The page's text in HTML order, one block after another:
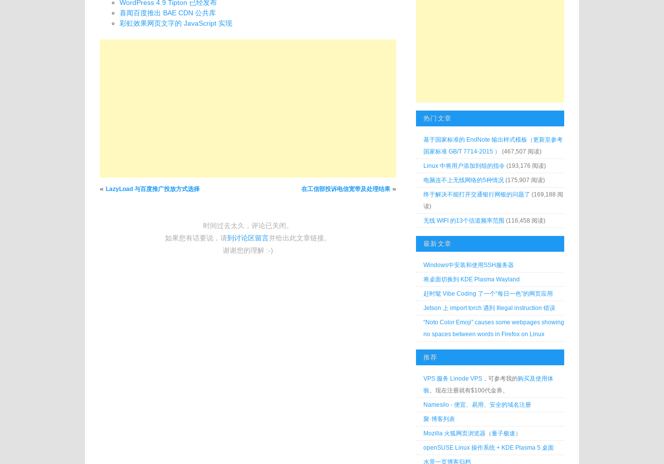
WordPress 4.9 Tipton 已经发布
喜闻百度推出 BAE CDN 公共库
彩虹效果网页文字的 JavaScript 实现
文章导航
« LazyLoad 与百度推广投放方式选择 在工信部投诉电信宽带及处理结果 »
时间过去太久，评论已关闭。
如果您有话要说，请到讨论区留言并给出此文章链接。
谢谢您的理解 :-)
热门文章
基于国家标准的 EndNote 输出样式模板（更新至参考
国家标准 GB/T 7714-2015 ）
(467,507 阅读)
Linux 中将用户添加到组的指令 (193,176 阅读)
电脑连不上无线网络的5种情况 (175,907 阅读)
终于解决不能打开交通银行网银的问题了 (169,188 阅
读)
无线 WIFI 的13个信道频率范围 (116,458 阅读)
最新文章
Windows中安装和使用SSH服务器
将桌面切换到 KDE Plasma Wayland
赶时髦 Vibe Coding 了一个“每日一色”的网页应用
Jetson 上 import torch 遇到 Illegal instruction 错误
“Noto Color Emoji” causes some webpages showing
no spaces between words in Firefox on Linux
推荐
VPS 服务 Linode VPS ，可参考我的购买及使用体
验。现在注册就有$100代金券。
Namesilo - 便宜、易用、安全的域名注册
聚·博客列表
Mozilla 火狐网页浏览器 （量子极速 ）
openSUSE Linux 操作系统 + KDE Plasma 5 桌面
水景一页博客归档